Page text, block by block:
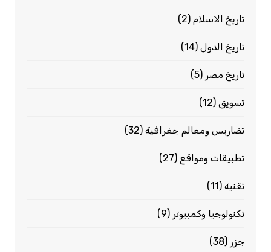
تاريخ الاسلام(2)
تاريخ الدول(14)
تاريخ مصر (5)
تسويق(12)
تضاريس ومعالم جغرافية(32)
تطبيقات ومواقع (27)
تقنية(11)
تكنولوجيا وكمبيوتر (9)
جزر (38)